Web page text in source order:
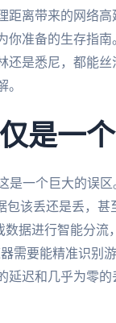
距离带来的网络
你准备的生存指
是悉尼，都能
。
是一个
是一个巨大的误
包该丢还是丢，
据进行智能分流
需要能精准识别
延迟和几乎为零